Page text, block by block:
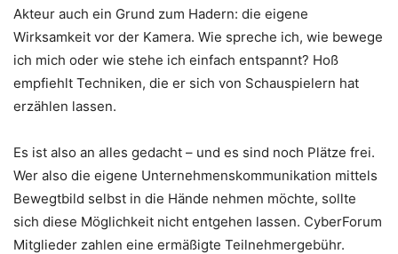
Akteur auch ein Grund zum Hadern: die eigene
Wirksamkeit vor der Kamera. Wie spreche ich, wie bewege
ich mich oder wie stehe ich einfach entspannt? Hoß
empfiehlt Techniken, die er sich von Schauspielern hat
erzählen lassen.
Es ist also an alles gedacht – und es sind noch Plätze frei.
Wer also die eigene Unternehmenskommunikation mittels
Bewegtbild selbst in die Hände nehmen möchte, sollte
sich diese Möglichkeit nicht entgehen lassen. CyberForum
Mitglieder zahlen eine ermäßigte Teilnehmergebühr.